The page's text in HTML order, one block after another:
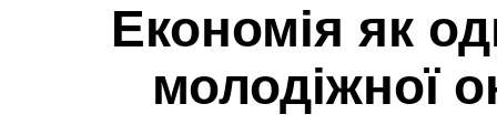
Економія як
молодіжної